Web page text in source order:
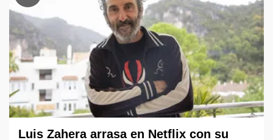
Luis Zahera arrasa en Netflix con su